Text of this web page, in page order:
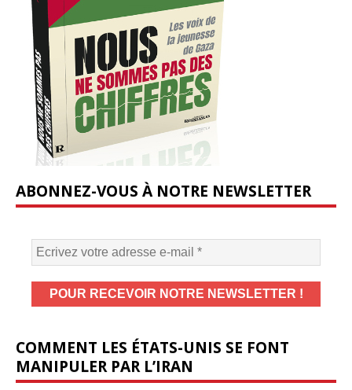
ABONNEZ-VOUS À NOTRE NEWSLETTER
COMMENT LES ÉTATS-UNIS SE FONT
MANIPULER PAR L’IRAN